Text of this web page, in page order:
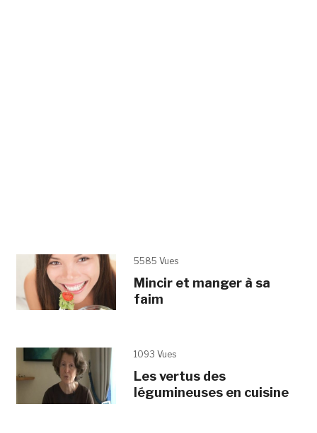
5585 Vues
Mincir et manger à sa
faim
1093 Vues
Les vertus des
légumineuses en cuisine